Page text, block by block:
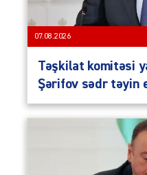
07.08.2026
Təşkilat komitəsi
Şərifov sədr təyin